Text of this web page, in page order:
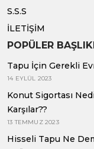
S.S.S
İLETIŞIM
POPÜLER
Tapu İçin Gerekli
14 EYLÜL 2023
Konut Sigortası
Karşılar??
13 TEMMUZ 2023
Hisseli Tapu Ne